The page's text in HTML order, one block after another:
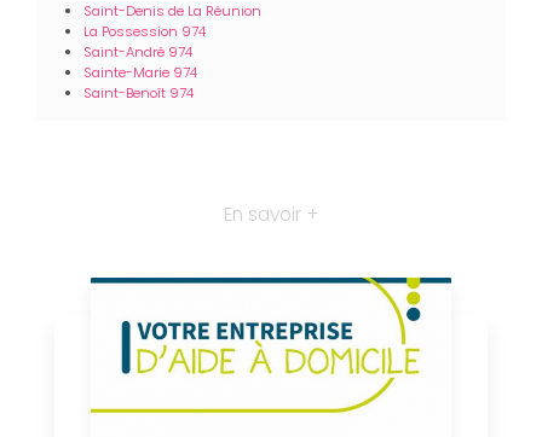
Saint-Denis de La Réunion
La Possession 974
Saint-André 974
Sainte-Marie 974
Saint-Benoît 974
En savoir +